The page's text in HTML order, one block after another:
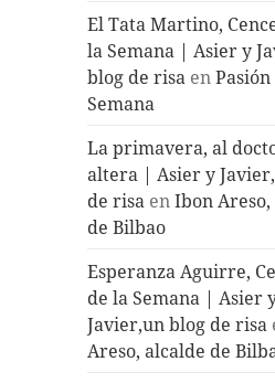
El Tata Martino,
la Semana | Asier y
blog de risa en
Semana
La primavera, al
altera | Asier y
de risa enIbon
de Bilbao
Esperanza Aguirre,
de la Semana | Asier
Javier,un blog de risa
Areso, alcalde de